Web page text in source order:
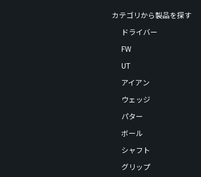
カテゴリから製品を探す
ドライバー
FW
UT
アイアン
ウェッジ
パター
ボール
シャフト
グリップ